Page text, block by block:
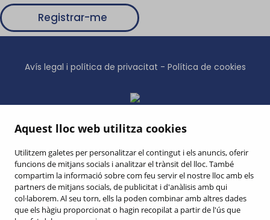
Aquest lloc web utilitza cookies
Utilitzem galetes per personalitzar el contingut i els anuncis, oferir
funcions de mitjans socials i analitzar el trànsit del lloc. També
compartim la informació sobre com feu servir el nostre lloc amb els
partners de mitjans socials, de publicitat i d'anàlisis amb qui
col·laborem. Al seu torn, ells la poden combinar amb altres dades
que els hàgiu proporcionat o hagin recopilat a partir de l'ús que
Avís legal i política de privacitat - Política de cookies
Cerrar
INICI
INTRODUCCIÓ